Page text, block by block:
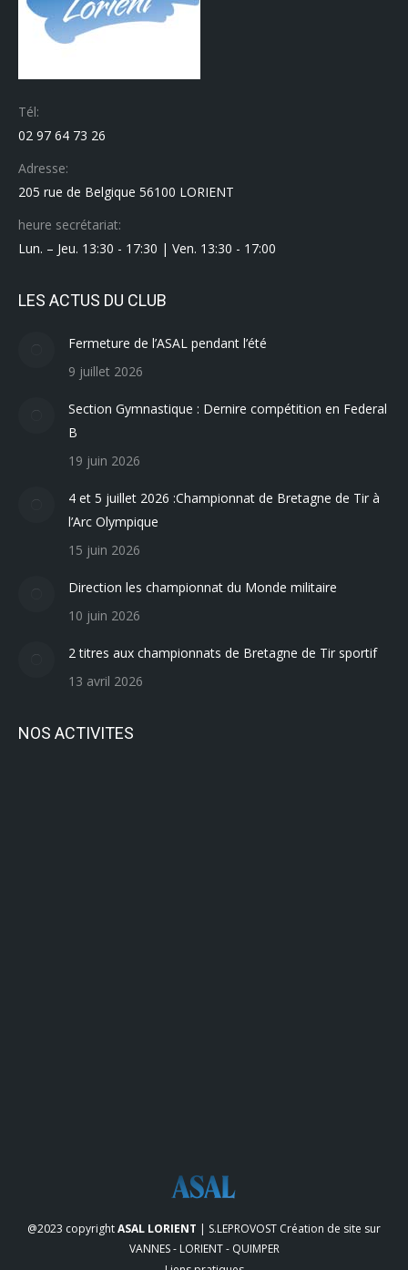
Tél:
02 97 64 73 26
Adresse:
205 rue de Belgique 56100 LORIENT
heure secrétariat:
Lun. – Jeu. 13:30 - 17:30 | Ven. 13:30 - 17:00
LES ACTUS DU CLUB
Fermeture de l’ASAL pendant l’été
9 juillet 2026
Section Gymnastique : Dernire compétition en Federal
B
19 juin 2026
4 et 5 juillet 2026 :Championnat de Bretagne de Tir à
l’Arc Olympique
15 juin 2026
Direction les championnat du Monde militaire
10 juin 2026
2 titres aux championnats de Bretagne de Tir sportif
13 avril 2026
NOS ACTIVITES
@2023 copyrightASAL LORIENT | S.LEPROVOST Création de site sur
VANNES - LORIENT - QUIMPER